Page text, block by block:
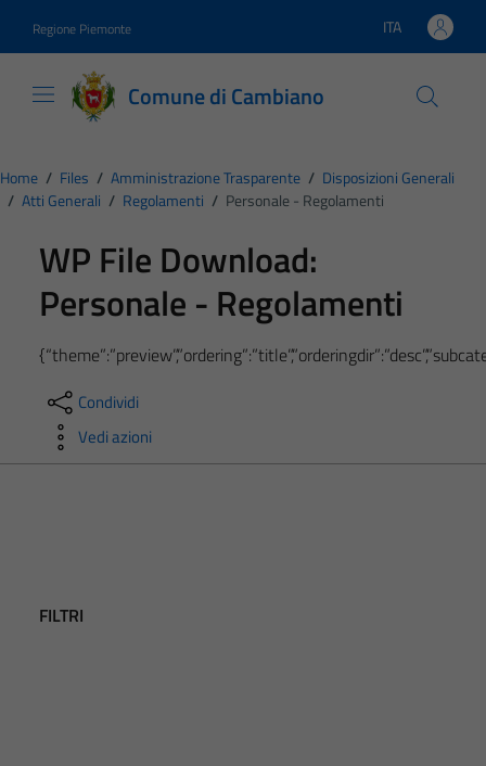
Regione Piemonte Lingua attiva:
ITA
Comune di Cambiano
Home / Files / Amministrazione Trasparente / Disposizioni Generali
/ Atti Generali / Regolamenti / Personale - Regolamenti
WP File Download:
Personale - Regolamenti
Condividi
Vedi azioni
FILTRI